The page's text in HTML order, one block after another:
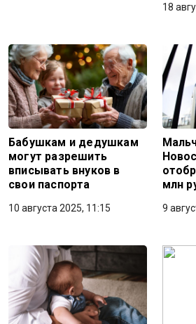
18
Бабушкам и дедушкам
могут разрешить
вписывать внуков в
свои паспорта
10 августа 2025, 11:15
млн
9